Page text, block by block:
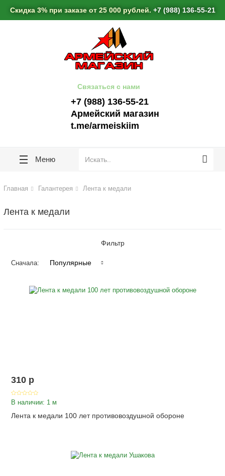
Скидка 3% при заказе от 25 000 рублей. +7 (988) 136-55-21
Связаться с нами
+7 (988) 136-55-21
Армейский магазин
t.me/armeiskiim
Меню
Главная Галантерея Лента к медали
Лента к медали
Фильтр
Сначала: Популярные
310 p
В наличии: 1 м
Лента к медали 100 лет противовоздушной обороне